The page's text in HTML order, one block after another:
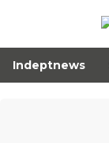
Indeptnews